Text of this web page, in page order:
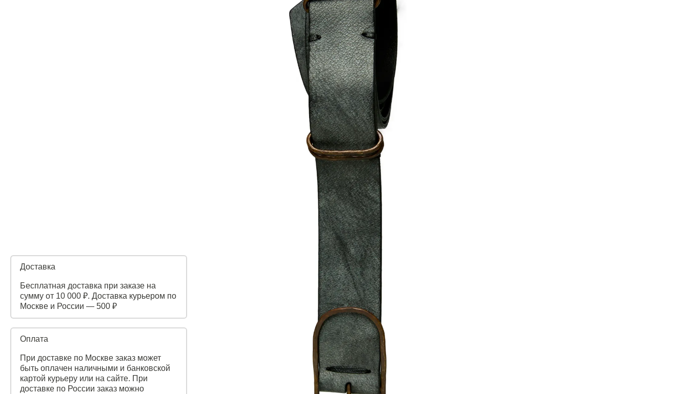
Доставка
Бесплатная доставка при заказе на
сумму от 10 000 ₽. Доставка курьером по
Москве и России — 500 ₽
Оплата
При доставке по Москве заказ может
быть оплачен наличными и банковской
картой курьеру или на сайте. При
доставке по России заказ можно